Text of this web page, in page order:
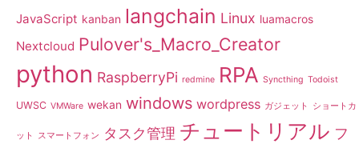
JavaScript kanban langchain Linux luamacros
Nextcloud Pulover's_Macro_Creator
python RaspberryPi redmine RPA Syncthing Todoist
UWSC VMWare wekan windows wordpress ガジェット ショートカ
ット スマートフォン タスク管理 チュートリアル フ